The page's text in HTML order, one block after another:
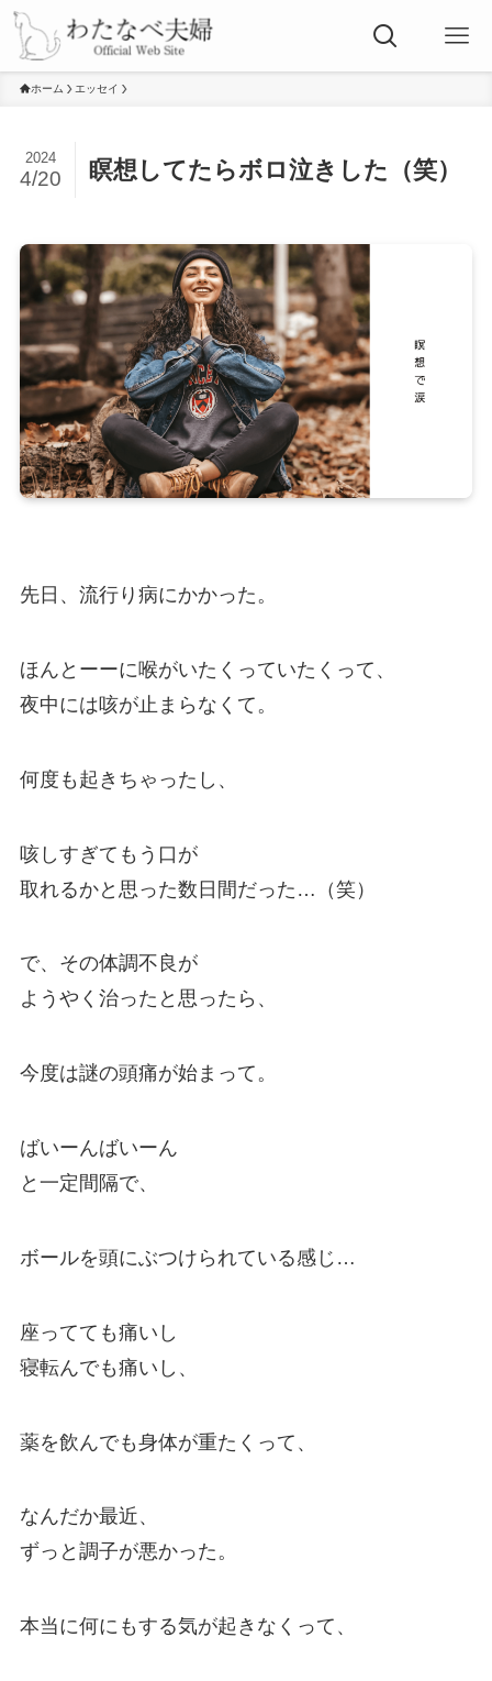
ホーム エッセイ
瞑想してたらボロ泣きした（笑）
2024
4/20
先日、流行り病にかかった。
ほんとーーに喉がいたくっていたくって、
夜中には咳が止まらなくて。
何度も起きちゃったし、
咳しすぎてもう口が
取れるかと思った数日間だった…（笑）
で、その体調不良が
ようやく治ったと思ったら、
今度は謎の頭痛が始まって。
ばいーんばいーん
と一定間隔で、
ボールを頭にぶつけられている感じ…
座ってても痛いし
寝転んでも痛いし、
薬を飲んでも身体が重たくって、
なんだか最近、
ずっと調子が悪かった。
本当に何にもする気が起きなくって、